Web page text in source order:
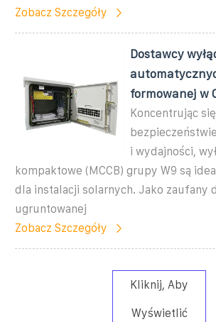
Zobacz Szczegóły
Dostawcy
formowanej w
Koncentrując
i wydajności,
kompaktowe (MCCB) grupy W9 są
dla instalacji solarnych. Jako zaufany
ugruntowanej
Zobacz Szczegóły
Kliknij, Aby
Wyświetlić